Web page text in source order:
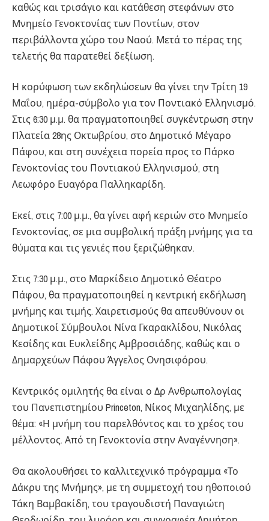
καθώς και τρισάγιο και κατάθεση στεφάνων στο
Μνημείο Γενοκτονίας των Ποντίων, στον
περιβάλλοντα χώρο του Ναού. Μετά το πέρας της
τελετής θα παρατεθεί δεξίωση.
Η κορύφωση των εκδηλώσεων θα γίνει την Τρίτη 19
Μαΐου, ημέρα-σύμβολο για τον Ποντιακό Ελληνισμό.
Στις 6:30 μ.μ. θα πραγματοποιηθεί συγκέντρωση στην
Πλατεία 28ης Οκτωβρίου, στο Δημοτικό Μέγαρο
Πάφου, και στη συνέχεια πορεία προς το Πάρκο
Γενοκτονίας του Ποντιακού Ελληνισμού, στη
Λεωφόρο Ευαγόρα Παλληκαρίδη.
Εκεί, στις 7:00 μ.μ., θα γίνει αφή κεριών στο Μνημείο
Γενοκτονίας, σε μια συμβολική πράξη μνήμης για τα
θύματα και τις γενιές που ξεριζώθηκαν.
Στις 7:30 μ.μ., στο Μαρκίδειο Δημοτικό Θέατρο
Πάφου, θα πραγματοποιηθεί η κεντρική εκδήλωση
μνήμης και τιμής. Χαιρετισμούς θα απευθύνουν οι
Δημοτικοί Σύμβουλοι Νίνα Γκαρακλίδου, Νικόλας
Κεσίδης και Ευκλείδης Αμβροσιάδης, καθώς και ο
Δημαρχεύων Πάφου Άγγελος Ονησιφόρου.
Κεντρικός ομιλητής θα είναι ο Δρ Ανθρωπολογίας
του Πανεπιστημίου Princeton, Νίκος Μιχαηλίδης, με
θέμα: «Η μνήμη του παρελθόντος και το χρέος του
μέλλοντος. Από τη Γενοκτονία στην Αναγέννηση».
Θα ακολουθήσει το καλλιτεχνικό πρόγραμμα «Το
Δάκρυ της Μνήμης», με τη συμμετοχή του ηθοποιού
Τάκη Βαμβακίδη, του τραγουδιστή Παναγιώτη